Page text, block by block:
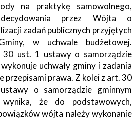
na praktykę samowolnego,
przez Wójta o
zadań publicznych przyjętych
w uchwale budżetowej.
ust. 1 ustawy o samorządzie
uchwały gminy i zadania
przepisami prawa. Z kolei z art. 30
o samorządzie gminnym
wynika, że do podstawowych,
wójta należy wykonanie